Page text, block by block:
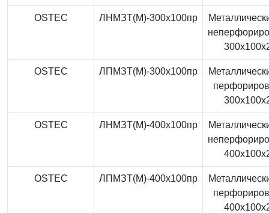
OSTEC ЛНМЗТ(М)-300x100пр
OSTEC ЛПМЗТ(М)-300x100пр
OSTEC ЛНМЗТ(М)-400x100пр
OSTEC ЛПМЗТ(М)-400x100пр